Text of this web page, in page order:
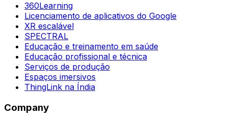
360Learning
Licenciamento de aplicativos do Google
XR escalável
SPECTRAL
Educação e treinamento em saúde
Educação profissional e técnica
Serviços de produção
Espaços imersivos
ThingLink na Índia
Company